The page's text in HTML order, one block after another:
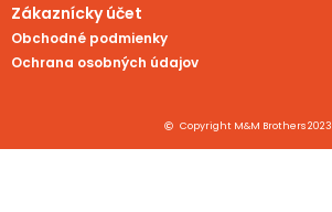
Zákaznícky účet
Obchodné podmienky
Ochrana osobných údajov
Copyright M&M Brothers 2023